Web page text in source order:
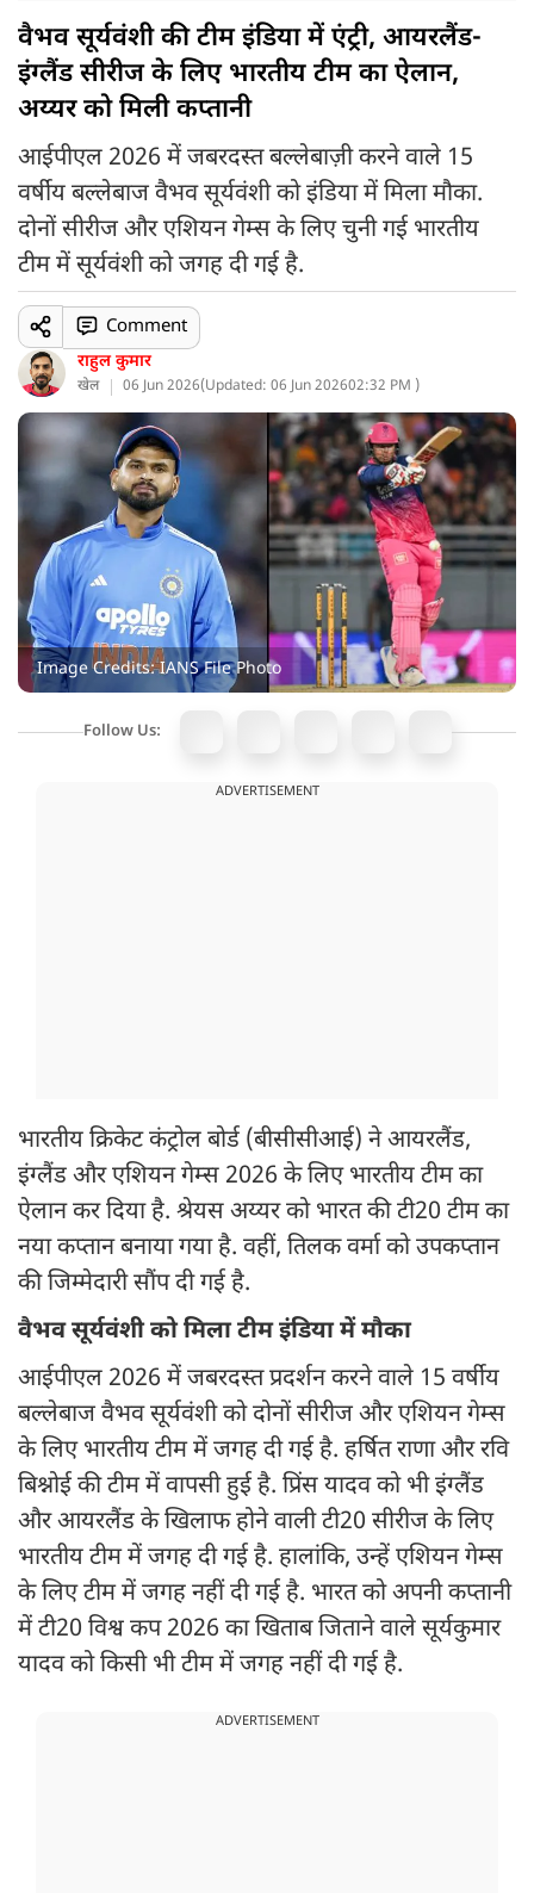
वैभव सूर्यवंशी की टीम इंडिया में एंट्री, आयरलैंड-
इंग्लैंड सीरीज के लिए भारतीय टीम का ऐलान,
अय्यर को मिली कप्तानी
आईपीएल 2026 में जबरदस्त बल्लेबाज़ी करने वाले 15
वर्षीय बल्लेबाज वैभव सूर्यवंशी को इंडिया में मिला मौका.
दोनों सीरीज और एशियन गेम्स के लिए चुनी गई भारतीय
टीम में सूर्यवंशी को जगह दी गई है.
राहुल कुमार
खेल 06 Jun 2026(Updated: 06 Jun 202602:32 PM )
Comment
Image Credits: IANS File Photo
Follow Us:
ADVERTISEMENT
भारतीय क्रिकेट कंट्रोल बोर्ड (बीसीसीआई) ने आयरलैंड,
इंग्लैंड और एशियन गेम्स 2026 के लिए भारतीय टीम का
ऐलान कर दिया है. श्रेयस अय्यर को भारत की टी20 टीम का
नया कप्तान बनाया गया है. वहीं, तिलक वर्मा को उपकप्तान
की जिम्मेदारी सौंप दी गई है.
वैभव सूर्यवंशी को मिला टीम इंडिया में मौका
आईपीएल 2026 में जबरदस्त प्रदर्शन करने वाले 15 वर्षीय
बल्लेबाज वैभव सूर्यवंशी को दोनों सीरीज और एशियन गेम्स
के लिए भारतीय टीम में जगह दी गई है. हर्षित राणा और रवि
बिश्नोई की टीम में वापसी हुई है. प्रिंस यादव को भी इंग्लैंड
और आयरलैंड के खिलाफ होने वाली टी20 सीरीज के लिए
भारतीय टीम में जगह दी गई है. हालांकि, उन्हें एशियन गेम्स
के लिए टीम में जगह नहीं दी गई है. भारत को अपनी कप्तानी
में टी20 विश्व कप 2026 का खिताब जिताने वाले सूर्यकुमार
यादव को किसी भी टीम में जगह नहीं दी गई है.
ADVERTISEMENT